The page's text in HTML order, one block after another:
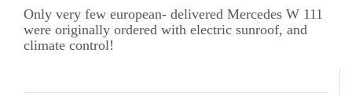
Only very few european- delivered Mercedes W 111
were originally ordered with electric sunroof, and
climate control!